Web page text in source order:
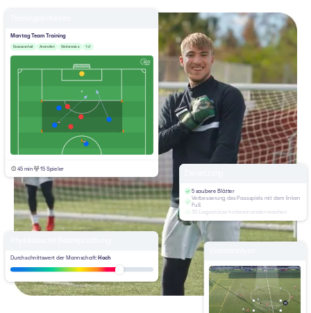
Montag Team Training
Besessenheit Angreifen Weitergabe 1v1
45 min 15 Spieler
Durchschnittswert der Mannschaft: Hoch
5 saubere Blätter
Verbesserung des Passspiels mit dem linken
Fuß
30 Liegestütze hintereinander machen